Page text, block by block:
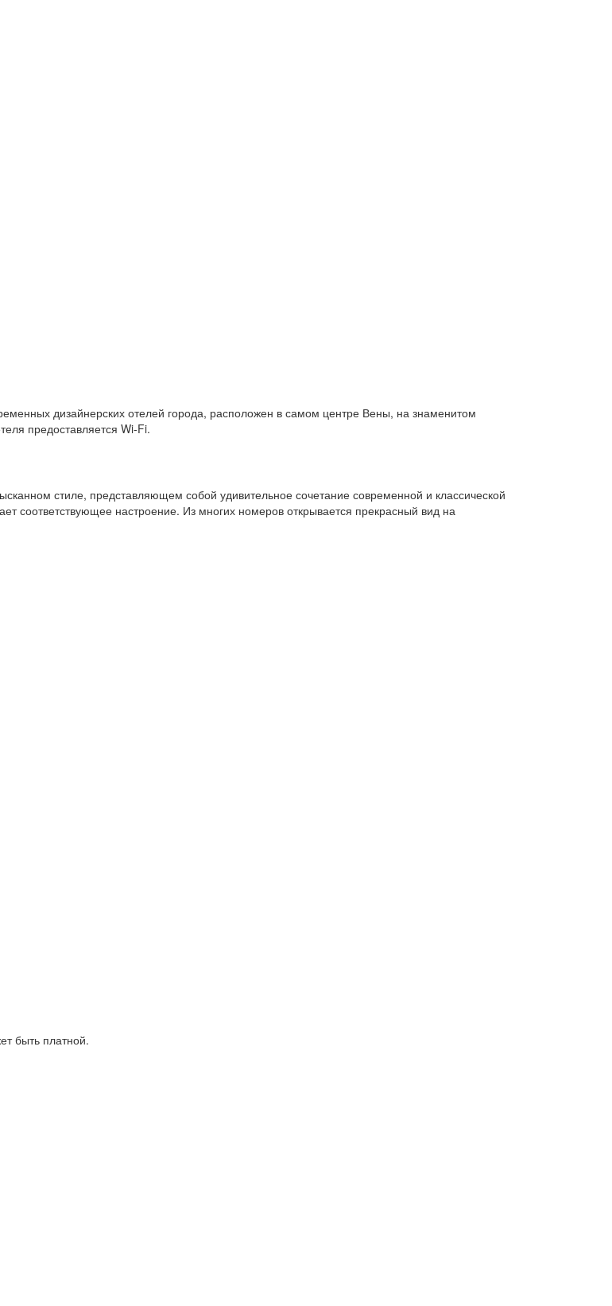
дизайнерских отелей города, расположен в самом центре Вены, на знаменитом
предоставляется Wi-Fi.
стиле, представляющем собой удивительное сочетание современной и классической
соответствующее настроение. Из многих номеров открывается прекрасный вид на
быть платной.